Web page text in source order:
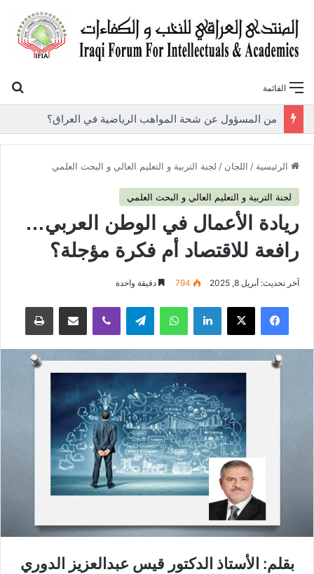
القائمة
الرئيسية / اللجان / لجنة التربية و التعليم العالي و البحث العلمي
لجنة التربية و التعليم العالي و البحث العلمي
ريادة الأعمال في الوطن العربي…
رافعة للاقتصاد أم فكرة مؤجلة؟
آخر تحديث: أبريل 8, 2025 794 دقيقة واحدة
فيسبوك لينكدإن واتساب
بقلم: الأستاذ الدكتور قيس عبدالعزيز الدوري